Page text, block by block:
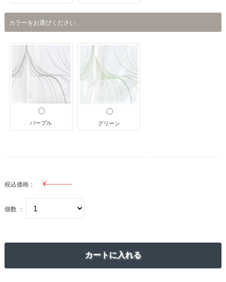
カラーをお選びください
パープル グリーン
税込価格：
個数 ：